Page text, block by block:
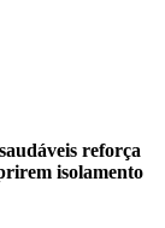
reforça
isolamento